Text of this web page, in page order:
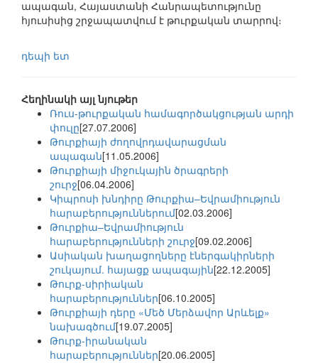
ապագան, Հայաստանի Հանրապետությունը
հյուսիսից շրջապատվում է թուրքական տարրով։
դեպի ետ
Հեղինակի այլ նյութեր
Ռուս-թուրքական համագործակցության արդի
փուլը[27.07.2006]
Թուրքիայի ժողովրդավարացման
ապագան[11.05.2006]
Թուրքիայի միջուկային ծրագրերի
շուրջ[06.04.2006]
Կիպրոսի խնդիրը Թուրքիա–Եվրամիություն
հարաբերություններում[02.03.2006]
Թուրքիա–Եվրամիություն
հարաբերությունների շուրջ[09.02.2006]
Ասիական խաղացողները էներգակիրների
շուկայում. հայացք ապագային[22.12.2005]
Թուրք-սիրիական
հարաբերություններ[06.10.2005]
Թուրքիայի դերը «Մեծ Մերձավոր Արևելք»
նախագծում[19.07.2005]
Թուրք-իրանական
հարաբերություններ[20.06.2005]